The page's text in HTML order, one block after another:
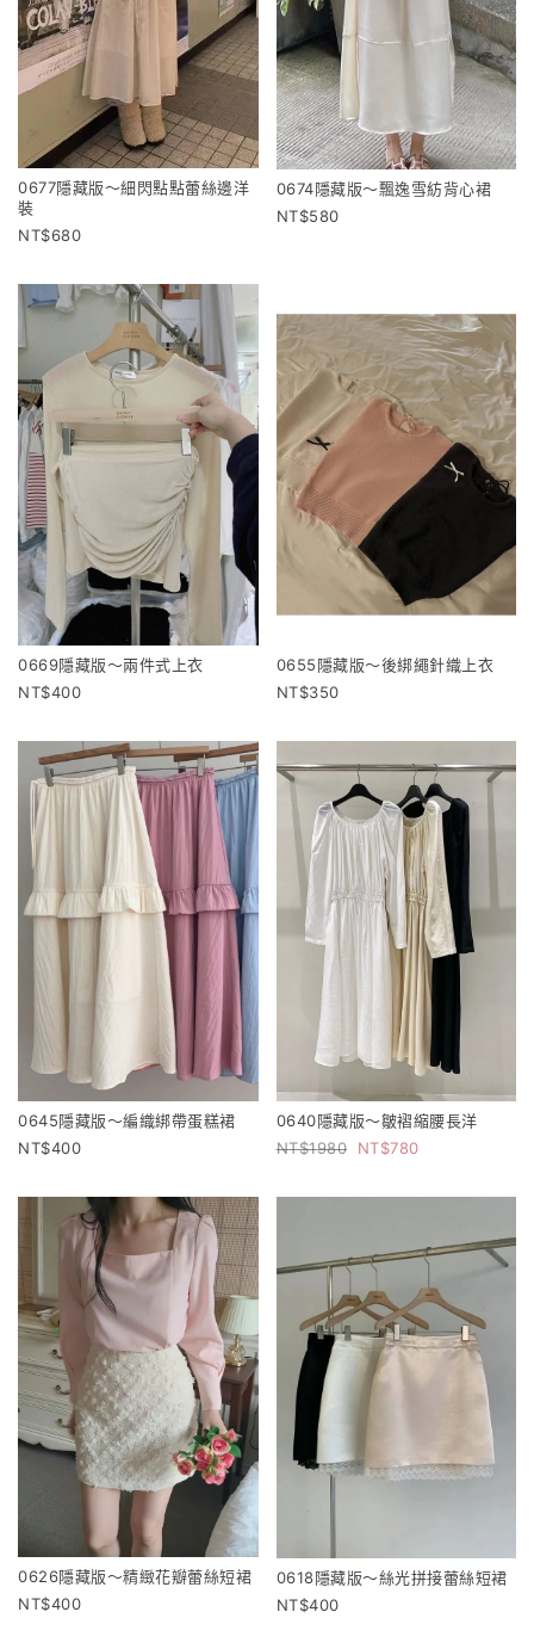
0677隱藏版～細閃點點蕾絲邊洋
裝
680
0674隱藏版～飄逸雪紡背心裙
580
0669隱藏版～兩件式上衣
400
0655隱藏版～後綁繩針織上衣
350
0645隱藏版～編織綁帶蛋糕裙
400
0640隱藏版～皺褶縮腰長洋
1980
780
0626隱藏版～精緻花瓣蕾絲短裙
400
0618隱藏版～絲光拼接蕾絲短裙
400